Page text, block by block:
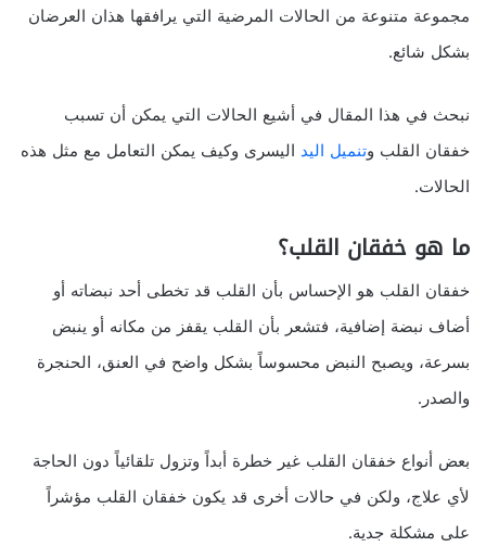
مجموعة متنوعة من الحالات المرضية التي يرافقها هذان العرضان
بشكل شائع.
نبحث في هذا المقال في أشيع الحالات التي يمكن أن تسبب
خفقان القلب وتنميل اليد اليسرى وكيف يمكن التعامل مع مثل هذه
الحالات.
ما هو خفقان القلب؟
خفقان القلب هو الإحساس بأن القلب قد تخطى أحد نبضاته أو
أضاف نبضة إضافية، فتشعر بأن القلب يقفز من مكانه أو ينبض
بسرعة، ويصبح النبض محسوساً بشكل واضح في العنق، الحنجرة
والصدر.
بعض أنواع خفقان القلب غير خطرة أبداً وتزول تلقائياً دون الحاجة
لأي علاج، ولكن في حالات أخرى قد يكون خفقان القلب مؤشراً
على مشكلة جدية.